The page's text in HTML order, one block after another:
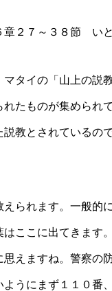
２７～３８節 いと
タイの「山上の説
たものが集められ
教とされているの
られます。一般的
ここに出てきます
えますね。警察の
うにまず１１０番